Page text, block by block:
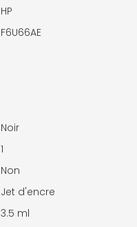
HP
F6U66AE
Noir
1
Non
Jet d'encre
3.5 ml